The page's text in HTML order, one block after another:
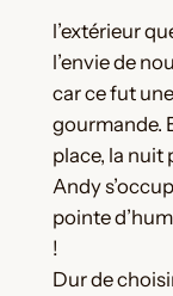
l’extérieur
l’envie de
car ce fut
gourmande.
place, la nuit
Andy
pointe
!
Dur de